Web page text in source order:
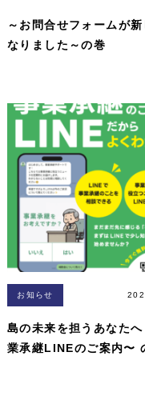
～お問合せフォームが新
なりました～の巻
お知らせ
島の未来を担うあなた
業承継LINEのご案内〜